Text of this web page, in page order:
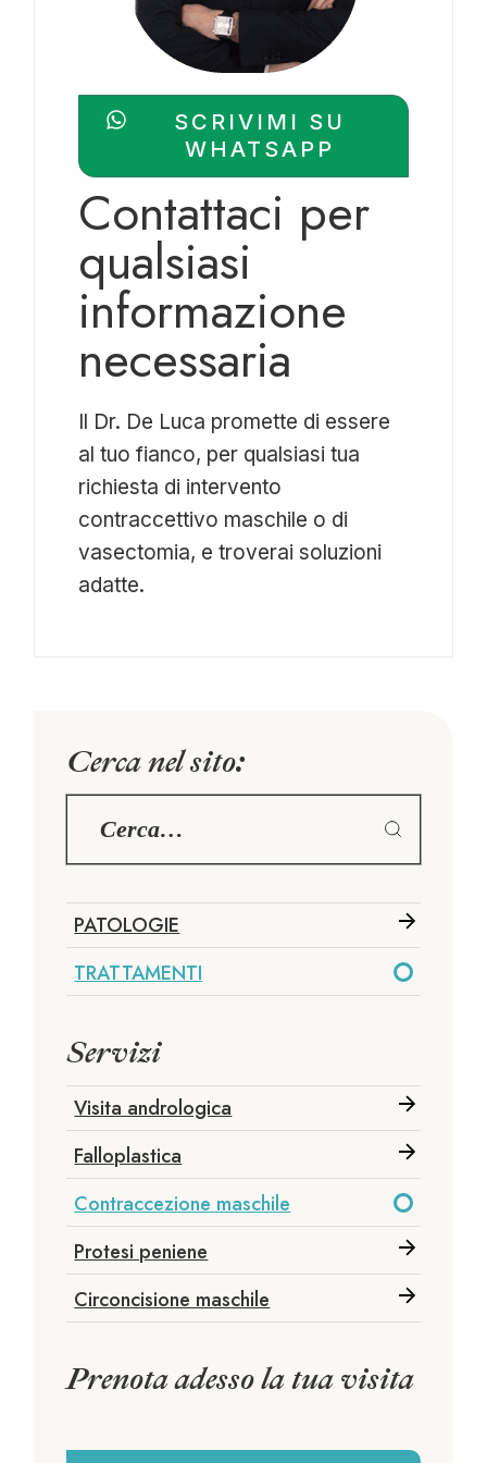
SCRIVIMI SU
WHATSAPP
Contattaci per
qualsiasi
informazione
necessaria
Il Dr. De Luca promette di essere
al tuo fianco, per qualsiasi tua
richiesta di intervento
contraccettivo maschile o di
vasectomia, e troverai soluzioni
adatte.
Cerca nel sito:
PATOLOGIE
TRATTAMENTI
Servizi
Visita andrologica
Falloplastica
Contraccezione maschile
Protesi peniene
Circoncisione maschile
Prenota adesso la tua visita